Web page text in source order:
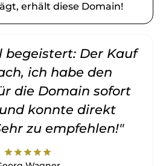
erhält diese Domain!
begeistert: Der Kauf
ich habe den
die Domain sofort
konnte direkt
zu empfehlen!"
starstarstarstarstar